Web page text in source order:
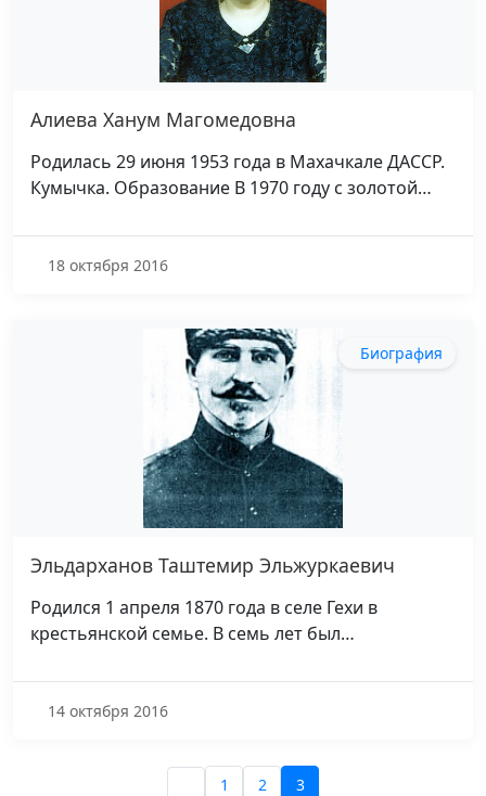
Алиева Ханум Магомедовна
Родилась 29 июня 1953 года в Махачкале ДАССР.
Кумычка. Образование В 1970 году с золотой…
18 октября 2016
Биография
Эльдарханов Таштемир Эльжуркаевич
Родился 1 апреля 1870 года в селе Гехи в
крестьянской семье. В семь лет был…
14 октября 2016
1 2 3